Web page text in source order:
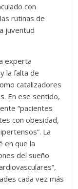
con
rutinas de
juventud
experta
la falta de
catalizadores
En ese sentido,
“pacientes
con obesidad,
La
en que la
del sueño
cada vez más